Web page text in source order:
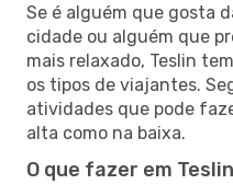
Se é alguém que gosta
cidade ou alguém que
mais relaxado, Teslin
os tipos de viajantes.
atividades que pode
alta como na baixa.
O que fazer em